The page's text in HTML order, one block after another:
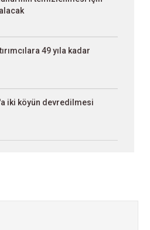
49 yıla kadar
iki köyün devredilmesi